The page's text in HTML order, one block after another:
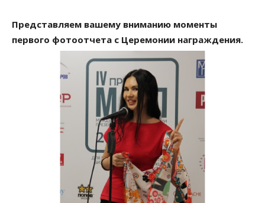
Представляем вашему вниманию моменты
первого фотоотчета с Церемонии награждения.